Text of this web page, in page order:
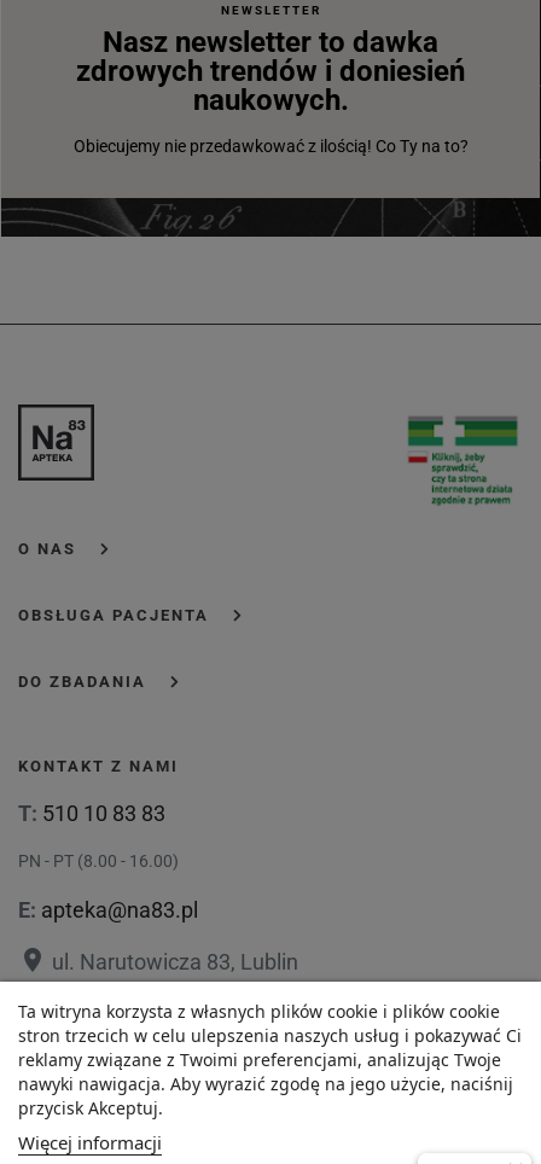
20,43 zł
Najniższa cena w ciągu
ostatnich 30 dni :
20,43 zł
- +
NEWSLETTER
Nasz newsletter to dawka
zdrowych trendów i doniesień
naukowych.
Obiecujemy nie przedawkować z ilością! Co Ty na to?
O NAS
OBSŁUGA PACJENTA
DO ZBADANIA
KONTAKT Z NAMI
T: 510 10 83 83
PN - PT (8.00 - 16.00)
E: apteka@na83.pl
place ul. Narutowicza 83, Lublin
placeul. 1 Maja 36, Lublin
Ta witryna korzysta z własnych plików cookie i plików cookie
stron trzecich w celu ulepszenia naszych usług i pokazywać Ci
reklamy związane z Twoimi preferencjami, analizując Twoje
nawyki nawigacja. Aby wyrazić zgodę na jego użycie, naciśnij
przycisk Akceptuj.
Więcej informacji